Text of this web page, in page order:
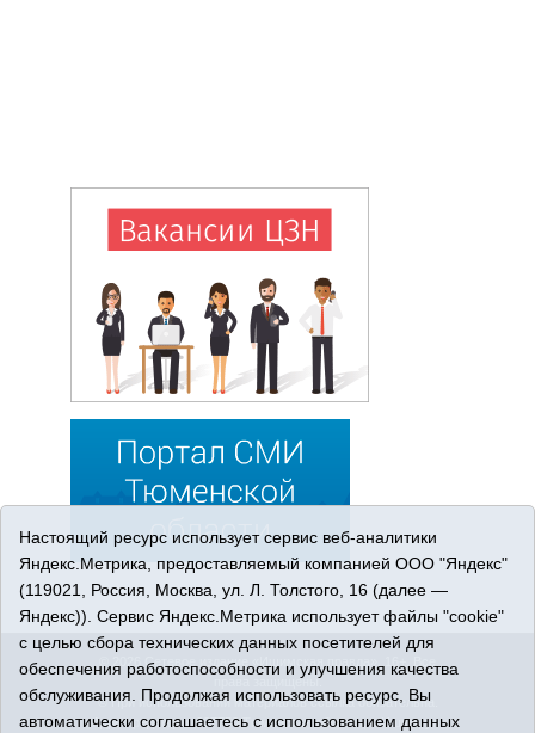
© 2026 Сетевое издание «Ишимская правда». 16+. Все
права защищены.
© При использовании материалов ссылка обязательна.
Адрес редакции: 627750 Тюменская область, г. Ишим, ул.
Настоящий ресурс использует сервис веб-аналитики
Яндекс.Метрика, предоставляемый компанией ООО "Яндекс"
(119021, Россия, Москва, ул. Л. Толстого, 16 (далее —
Яндекс)). Сервис Яндекс.Метрика использует файлы "cookie"
с целью сбора технических данных посетителей для
обеспечения работоспособности и улучшения качества
обслуживания. Продолжая использовать ресурс, Вы
автоматически соглашаетесь с использованием данных